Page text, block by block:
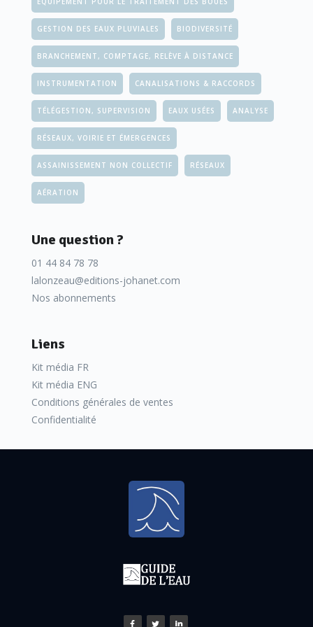
Prendre en comptele paramètre à mesurer
La différence entre les différents équipements disponibles
eaux usées nécessiteront d'analyser plutôt le phosphore
total, tandis que l'on surveillera les phosphates et les
autres nutriments dans les eaux propres. Chez
le phosphore total, le Liquiline System CAPH pour les
GESTION DES EAUX PLUVIALES BIODIVERSITÉ
BRANCHEMENT, COMPTAGE, RELÈVE À DISTANCE
INSTRUMENTATION CANALISATIONS & RACCORDS
TÉLÉGESTION, SUPERVISION EAUX USÉES ANALYSE
RÉSEAUX, VOIRIE ET ÉMERGENCES
ASSAINISSEMENT NON COLLECTIF RÉSEAUX
AÉRATION
Une question ?
01 44 84 78 78
lalonzeau@editions-johanet.com
Nos abonnements
Liens
Kit média FR
Kit média ENG
Conditions générales de ventes
Confidentialité